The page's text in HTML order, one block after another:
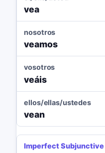
vea
nosotros
veamos
vosotros
veáis
ellos/ellas/ustedes
vean
Imperfect Subjunctive